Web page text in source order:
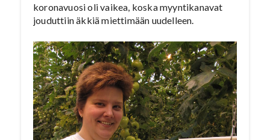
koronavuosi oli vaikea, koska myyntikanavat
jouduttiin äkkiä miettimään uudelleen.